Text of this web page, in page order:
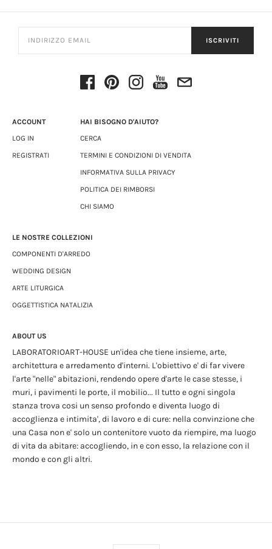
ISCRIVITI
ACCOUNT
LOG IN
REGISTRATI
HAI BISOGNO D'AIUTO?
CERCA
TERMINI E CONDIZIONI DI VENDITA
INFORMATIVA SULLA PRIVACY
POLITICA DEI RIMBORSI
CHI SIAMO
LE NOSTRE COLLEZIONI
COMPONENTI D'ARREDO
WEDDING DESIGN
ARTE LITURGICA
OGGETTISTICA NATALIZIA
ABOUT US
LABORATORIOART-HOUSE un'idea che tiene insieme, arte,
architettura e arredamento d'interni. L'obiettivo e' di far vivere
l'arte "nelle" abitazioni, rendendo opere d'arte le case stesse, i
muri, i pavimenti le porte, il mobilio... Il tutto e ogni singola
stanza trova cosi un senso profondo e diventa luogo di
accoglienza e intimita', di lavoro e di cure: nella convinzione che
una Casa non e' solo un contenitore vuoto da riempire, ma luogo
di vita da abitare: accogliendo, in e con esso, la relazione con il
mondo e con gli altri.